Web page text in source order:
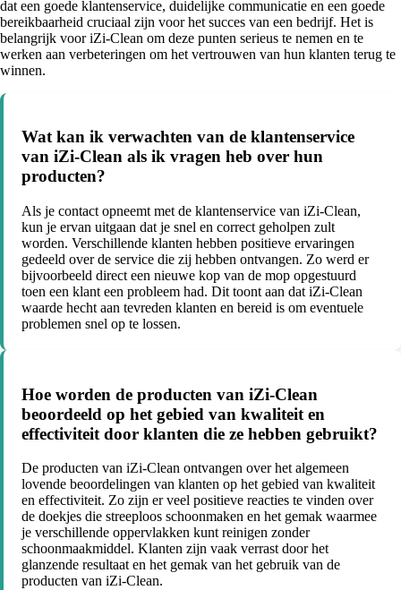
dat een goede klantenservice, duidelijke communicatie en een goede
bereikbaarheid cruciaal zijn voor het succes van een bedrijf. Het is
belangrijk voor iZi-Clean om deze punten serieus te nemen en te
werken aan verbeteringen om het vertrouwen van hun klanten terug te
winnen.
Wat kan ik verwachten van de klantenservice
van iZi-Clean als ik vragen heb over hun
producten?
Als je contact opneemt met de klantenservice van iZi-Clean,
kun je ervan uitgaan dat je snel en correct geholpen zult
worden. Verschillende klanten hebben positieve ervaringen
gedeeld over de service die zij hebben ontvangen. Zo werd er
bijvoorbeeld direct een nieuwe kop van de mop opgestuurd
toen een klant een probleem had. Dit toont aan dat iZi-Clean
waarde hecht aan tevreden klanten en bereid is om eventuele
problemen snel op te lossen.
Hoe worden de producten van iZi-Clean
beoordeeld op het gebied van kwaliteit en
effectiviteit door klanten die ze hebben gebruikt?
De producten van iZi-Clean ontvangen over het algemeen
lovende beoordelingen van klanten op het gebied van kwaliteit
en effectiviteit. Zo zijn er veel positieve reacties te vinden over
de doekjes die streeploos schoonmaken en het gemak waarmee
je verschillende oppervlakken kunt reinigen zonder
schoonmaakmiddel. Klanten zijn vaak verrast door het
glanzende resultaat en het gemak van het gebruik van de
producten van iZi-Clean.